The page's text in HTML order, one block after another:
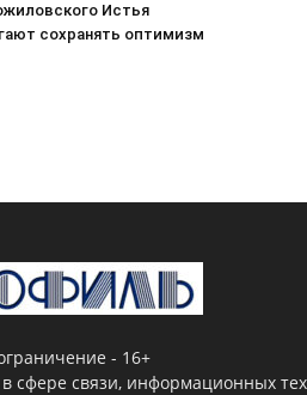
Истья
сохранять оптимизм
- 16+
сфере связи, информационных